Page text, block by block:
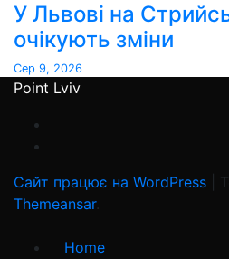
У Львові на
очікують зміни
Сер 9, 2026
Point Lviv
Сайт працює на WordPress
Themeansar.
Home